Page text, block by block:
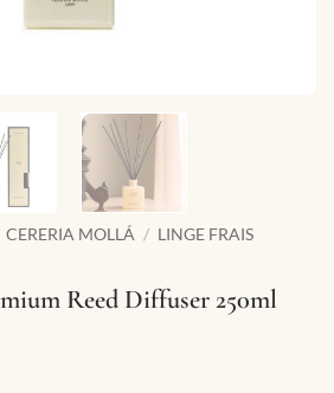
CERERIA MOLLÁ / LINGE FRAIS
Reed Diffuser 250ml